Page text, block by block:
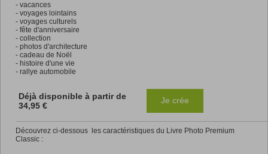
- vacances
- voyages lointains
- voyages culturels
- fête d'anniversaire
- collection
- photos d'architecture
- cadeau de Noël
- histoire d'une vie
- rallye automobile
Déjà disponible à partir de
34,95 €
Je crée
Découvrez ci-dessous les caractéristiques du Livre Photo Premium
Classic :